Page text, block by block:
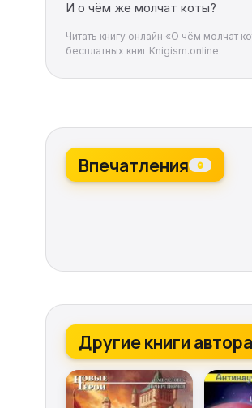
И о чём же молчат коты?
Читать книгу онлайн «О чём молчат
бесплатных книг Knigism.online.
Впечатления 0
Другие книги автора